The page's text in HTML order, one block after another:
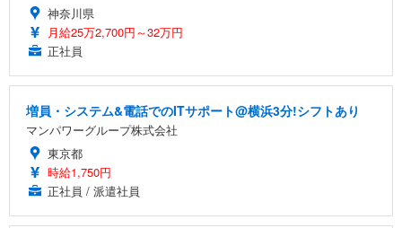
神奈川県
月給25万2,700円～32万円
正社員
増員・システム&電話でのITサポート@横浜3分!シフトあり
マンパワーグループ株式会社
東京都
時給1,750円
正社員 / 派遣社員